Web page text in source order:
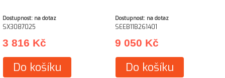
Dostupnost: na dotaz
SX3087025
3 816 Kč
Do košíku
Dostupnost: na dotaz
SEEB11B261401
9 050 Kč
Do košíku